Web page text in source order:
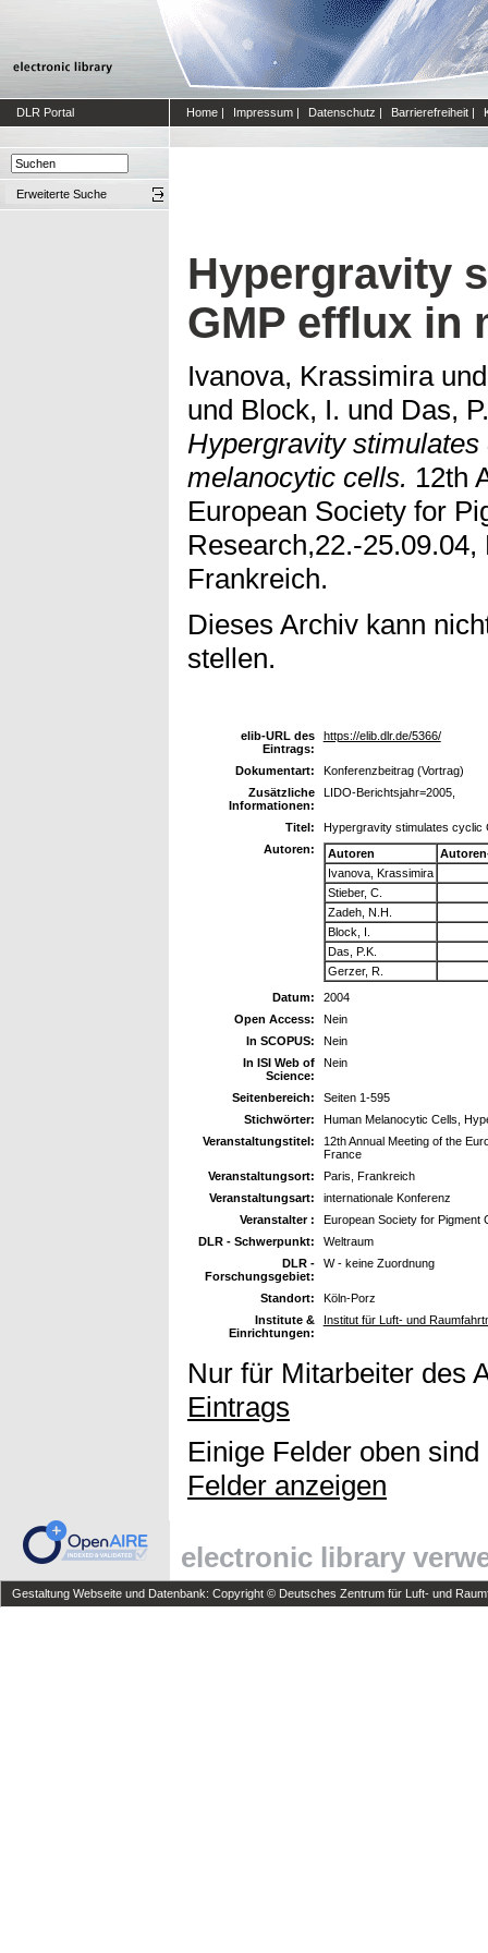
DLR Portal Home | Impressum | Datenschutz | Barrierefreiheit |
Erweiterte Suche
Hypergravity
GMP efflux in
Ivanova, Krassimira
und Block, I. und Das,
Hypergravity
melanocytic cells. 12th
European Society for
Research,22.-
Frankreich.
Dieses Archiv kann
stellen.
elib-URL des
Eintrags:
https://elib.dlr.de/5366/
Dokumentart:
Konferenzbeitrag (Vortrag)
Zusätzliche
Informationen:
LIDO-Berichtsjahr=2005,
Titel:
Hypergravity stimulates cyclic
Autoren:
Autoren
Ivanova, Krassimira
Stieber, C.
Zadeh, N.H.
Block, I.
Das, P.K.
Gerzer, R.
Datum:
2004
Open Access:
Nein
In SCOPUS:
Nein
In ISI Web of
Science:
Nein
Seitenbereich:
Seiten 1-595
Stichwörter:
Human Melanocytic Cells,
Veranstaltungstitel:
12th Annual Meeting of the
France
Veranstaltungsort:
Paris, Frankreich
Veranstaltungsart:
internationale Konferenz
Veranstalter :
European Society for Pigment
DLR - Schwerpunkt:
Weltraum
DLR -
Forschungsgebiet:
W - keine Zuordnung
Standort:
Köln-Porz
Institute &
Einrichtungen:
Institut für Luft- und
Nur für Mitarbeiter des
Eintrags
Einige Felder oben
Felder anzeigen
electronic library
Gestaltung Webseite und Datenbank: Copyright © Deutsches Zentrum für Luft- und